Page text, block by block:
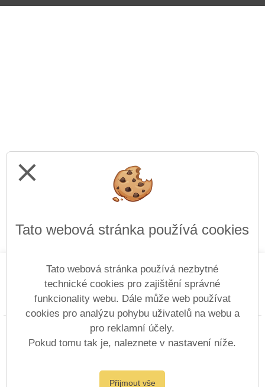
Prohlášení o přístupnosti Mapa webu Cookies
Copyright © 2014 - 2026 Gymnázium a Střední
průmyslová škola Duchcov &
Vitalex Group
close
Tato webová stránka používá cookies
Tato webová stránka používá nezbytné
technické cookies pro zajištění správné
funkcionality webu. Dále může web používat
cookies pro analýzu pohybu uživatelů na webu a
pro reklamní účely.
Pokud tomu tak je, naleznete v nastavení níže.
Přijmout vše